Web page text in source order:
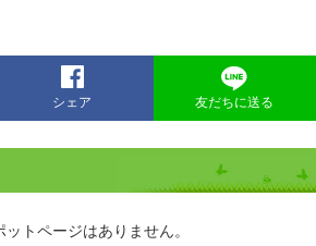
シェア 友だちに送る
トページはありません。